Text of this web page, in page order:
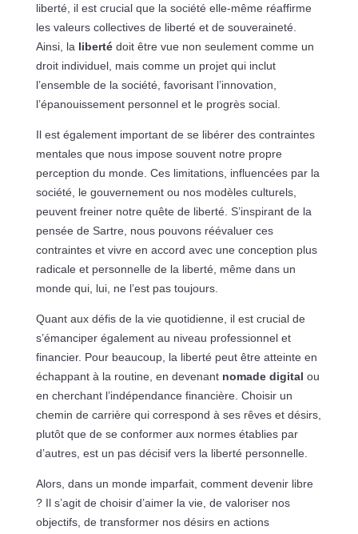
liberté, il est crucial que la société elle-même réaffirme
les valeurs collectives de liberté et de souveraineté.
Ainsi, la libertédoit être vue non seulement comme un
droit individuel, mais comme un projet qui inclut
l’ensemble de la société, favorisant l’innovation,
l’épanouissement personnel et le progrès social.
Il est également important de se libérer des contraintes
mentales que nous impose souvent notre propre
perception du monde. Ces limitations, influencées par la
société, le gouvernement ou nos modèles culturels,
peuvent freiner notre quête de liberté. S’inspirant de la
pensée de Sartre, nous pouvons réévaluer ces
contraintes et vivre en accord avec une conception plus
radicale et personnelle de la liberté, même dans un
monde qui, lui, ne l’est pas toujours.
Quant aux défis de la vie quotidienne, il est crucial de
s’émanciper également au niveau professionnel et
financier. Pour beaucoup, la liberté peut être atteinte en
échappant à la routine, en devenant nomade digital ou
en cherchant l’indépendance financière. Choisir un
chemin de carrière qui correspond à ses rêves et désirs,
plutôt que de se conformer aux normes établies par
d’autres, est un pas décisif vers la liberté personnelle.
Alors, dans un monde imparfait, comment devenir libre
? Il s’agit de choisir d’aimer la vie, de valoriser nos
objectifs, de transformer nos désirs en actions